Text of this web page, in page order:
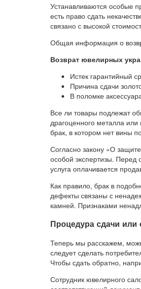
Устанавливаются особые
есть право сдать
связано с высокой
Общая информация о
Возврат ювелирных
Истек гарантийный
Причина сдачи
В поломке
Все ли товары подлежат
драгоценного металла или
брак, в котором нет вины
Согласно закону «О
особой экспертизы. Перед
услуга оплачивается
Как правило, брак в
дефекты связаны с
камней. Признаками
Процедура сдачи или
Теперь мы расскажем,
следует сделать
Чтобы сдать обратно,
Сотрудник ювелирного